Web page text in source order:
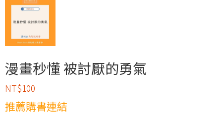
漫畫秒懂 被討厭的勇氣
NT$100
推薦購書連結